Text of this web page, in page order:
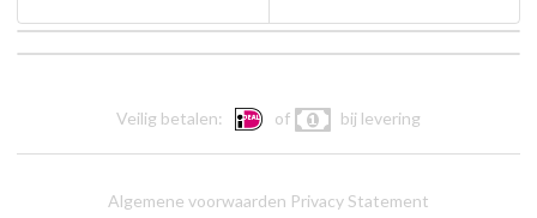
Veilig betalen: of bij levering
Algemene voorwaarden Privacy Statement